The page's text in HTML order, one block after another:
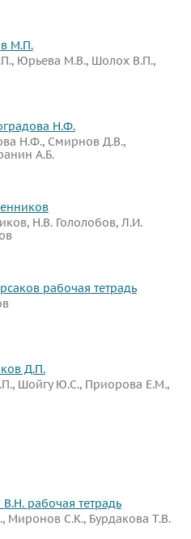
М.П.
Юрьева М.В., Шолох В.П.,
Н.Ф.
Н.Ф., Смирнов Д.В.,
А.Б.
Н.В. Гололобов, Л.И.
рабочая тетрадь
Д.П.
Шойгу Ю.С., Приорова Е.М.,
рабочая тетрадь
Миронов С.К., Бурдакова Т.В.